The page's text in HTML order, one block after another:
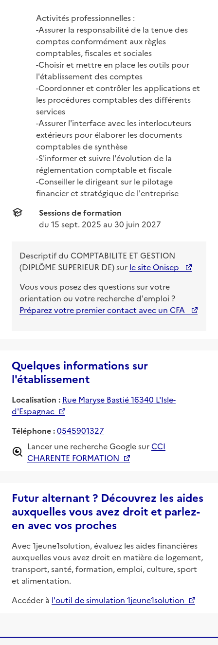
Activités professionnelles :
-Assurer la responsabilité de la tenue des
comptes conformément aux règles
comptables, fiscales et sociales
-Choisir et mettre en place les outils pour
l'établissement des comptes
-Coordonner et contrôler les applications et
les procédures comptables des différents
services
-Assurer l'interface avec les interlocuteurs
extérieurs pour élaborer les documents
comptables de synthèse
-S'informer et suivre l'évolution de la
réglementation comptable et fiscale
-Conseiller le dirigeant sur le pilotage
financier et stratégique de l'entreprise
Sessions de formation
du 15 sept. 2025 au 30 juin 2027
Descriptif du COMPTABILITE ET GESTION
(DIPLÔME SUPERIEUR DE)sur le site Onisep
Vous vous posez des questions sur votre
orientation ou votre recherche d'emploi ?
Préparez votre premier contact avec un CFA
Quelques informations sur
l'établissement
Localisation : Rue Maryse Bastié 16340 L'Isle-
d'Espagnac
Téléphone :0545901327
Lancer une recherche Google surCCI
CHARENTE FORMATION
Futur alternant ? Découvrez les aides
auxquelles vous avez droit et parlez-
en avec vos proches
Avec 1jeune1solution, évaluez les aides financières
auxquelles vous avez droit en matière de logement,
transport, santé, formation, emploi, culture, sport
et alimentation.
Accéder à l'outil de simulation 1jeune1solution